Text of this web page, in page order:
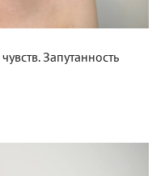
Запутанность